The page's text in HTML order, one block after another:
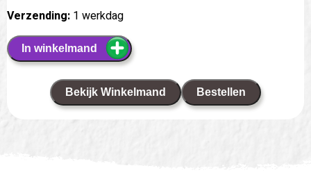
Verzending: 1 werkdag
In winkelmand
Bekijk Winkelmand Bestellen